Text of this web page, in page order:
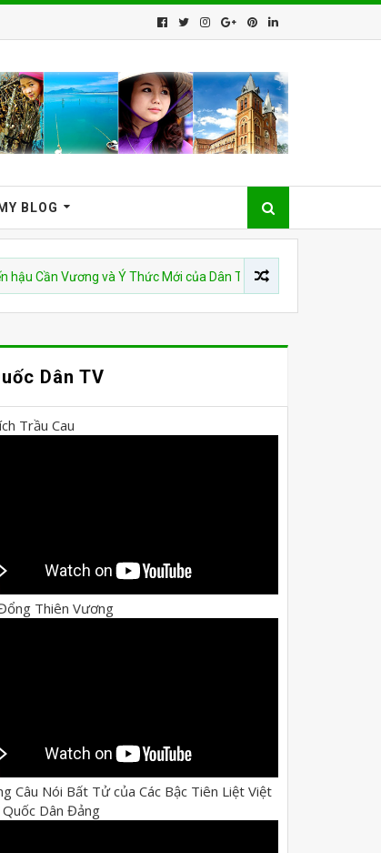
MY BLOG
và Ý Thức Mới của Dân Tộc
Dân TV
Trầu Cau
Thiên Vương
Câu Nói Bất Tử của Các Bậc Tiên Liệt Việt
Quốc Dân Đảng